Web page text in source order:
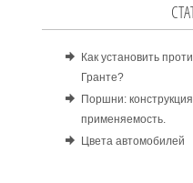
Как установить
Гранте?
Поршни:
применяемость.
Цвета автомобилей